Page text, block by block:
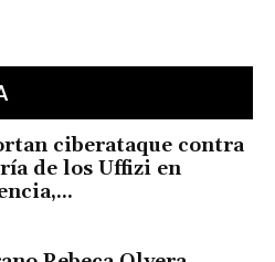
ciberataque contra
de los Uffizi en